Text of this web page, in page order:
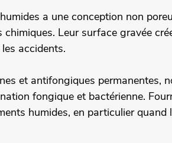
a une conception non
Leur surface gravée
accidents.
et antifongiques permanentes,
fongique et bactérienne.
humides, en particulier quand